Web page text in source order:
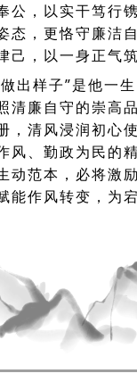
公，以实干笃行
态，更恪守廉洁
己，以一身正气
出样子”是他一
清廉自守的崇高
，清风浸润初心
风、勤政为民的
动范本，必将激
能作风转变，为